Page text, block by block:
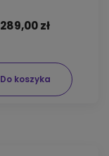
289,00 zł
Do koszyka